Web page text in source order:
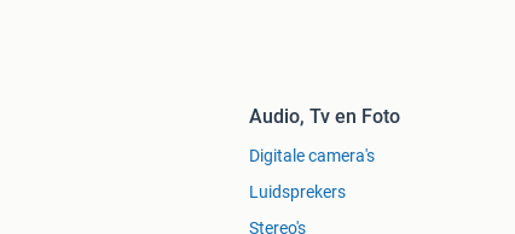
Audio, Tv en Foto
Digitale camera's
Luidsprekers
Stereo's